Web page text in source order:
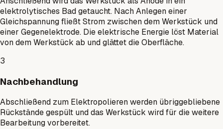
elektrolytisches Bad getaucht. Nach Anlegen einer
Gleichspannung fließt Strom zwischen dem Werkstück und
einer Gegenelektrode. Die elektrische Energie löst Material
von dem Werkstück ab und glättet die Oberfläche.
3
Nachbehandlung
Abschließend zum Elektropolieren werden übriggebliebene
Rückstände gespült und das Werkstück wird für die weitere
Bearbeitung vorbereitet.